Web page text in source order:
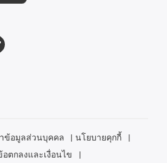
ข้อมูลส่วนบุคคล
นโยบายคุกกี้
อตกลงและเงื่อนไข